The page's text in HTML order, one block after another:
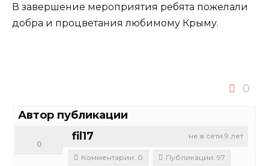
В завершение мероприятия ребята пожелали
добра и процветания любимому Крыму.
0
Автор публикации
не в сети 9 лет
fil17
0
Комментарии: 0
Публикации: 97